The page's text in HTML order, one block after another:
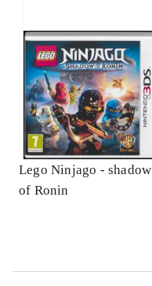
Lego Ninjago - shadow
of Ronin